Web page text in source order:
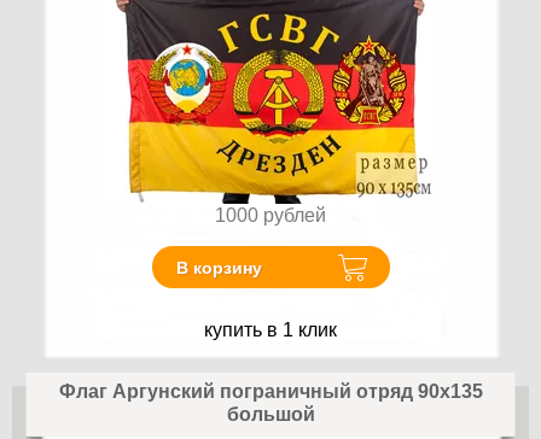
1000 рублей
В корзину
купить в 1 клик
Флаг Аргунский пограничный отряд 90x135
большой